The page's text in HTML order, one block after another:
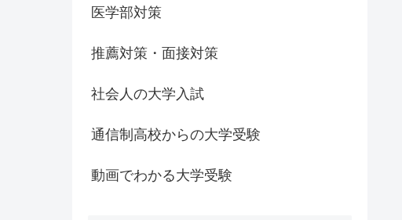
医学部対策
推薦対策・面接対策
社会人の大学入試
通信制高校からの大学受験
動画でわかる大学受験